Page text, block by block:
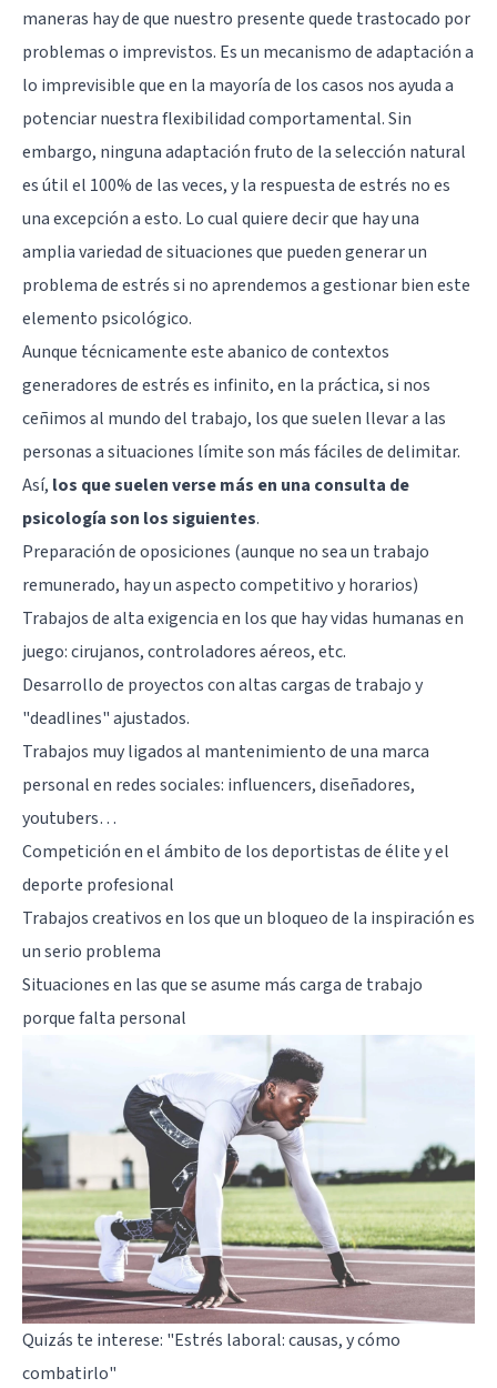
maneras hay de que nuestro presente quede trastocado por
problemas o imprevistos. Es un mecanismo de adaptación a
lo imprevisible que en la mayoría de los casos nos ayuda a
potenciar nuestra flexibilidad comportamental. Sin
embargo, ninguna adaptación fruto de la selección natural
es útil el 100% de las veces, y la respuesta de estrés no es
una excepción a esto. Lo cual quiere decir que hay una
amplia variedad de situaciones que pueden generar un
problema de estrés si no aprendemos a gestionar bien este
elemento psicológico.
Aunque técnicamente este abanico de contextos
generadores de estrés es infinito, en la práctica, si nos
ceñimos al mundo del trabajo, los que suelen llevar a las
personas a situaciones límite son más fáciles de delimitar.
Así, los que suelen verse más en una consulta de
psicología son los siguientes.
Preparación de oposiciones (aunque no sea un trabajo
remunerado, hay un aspecto competitivo y horarios)
Trabajos de alta exigencia en los que hay vidas humanas en
juego: cirujanos, controladores aéreos, etc.
Desarrollo de proyectos con altas cargas de trabajo y
"deadlines" ajustados.
Trabajos muy ligados al mantenimiento de una marca
personal en redes sociales: influencers, diseñadores,
youtubers…
Competición en el ámbito de los deportistas de élite y el
deporte profesional
Trabajos creativos en los que un bloqueo de la inspiración es
un serio problema
Situaciones en las que se asume más carga de trabajo
porque falta personal
Quizás te interese: "Estrés laboral: causas, y cómo
combatirlo"